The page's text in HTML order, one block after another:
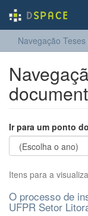
Navegação
Ir para um ponto
Itens para a
O processo de
UFPR Setor